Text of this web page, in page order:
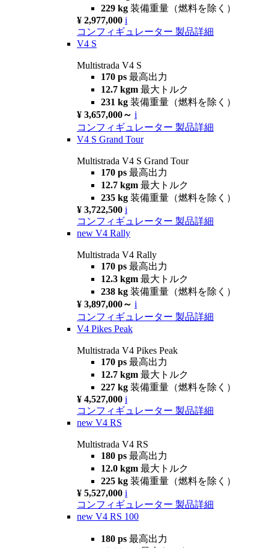
229 kg 装備重量（燃料を除く）
¥ 2,977,000 i
コンフィギュレーター 製品詳細
V4 S
Multistrada V4 S
170 ps 最高出力
12.7 kgm 最大トルク
231 kg 装備重量（燃料を除く）
¥ 3,657,000～ i
コンフィギュレーター 製品詳細
V4 S Grand Tour
Multistrada V4 S Grand Tour
170 ps 最高出力
12.7 kgm 最大トルク
235 kg 装備重量（燃料を除く）
¥ 3,722,500 i
コンフィギュレーター 製品詳細
new V4 Rally
Multistrada V4 Rally
170 ps 最高出力
12.3 kgm 最大トルク
238 kg 装備重量（燃料を除く）
¥ 3,897,000～ i
コンフィギュレーター 製品詳細
V4 Pikes Peak
Multistrada V4 Pikes Peak
170 ps 最高出力
12.7 kgm 最大トルク
227 kg 装備重量（燃料を除く）
¥ 4,527,000 i
コンフィギュレーター 製品詳細
new V4 RS
Multistrada V4 RS
180 ps 最高出力
12.0 kgm 最大トルク
225 kg 装備重量（燃料を除く）
¥ 5,527,000 i
コンフィギュレーター 製品詳細
new V4 RS 100
180 ps 最高出力